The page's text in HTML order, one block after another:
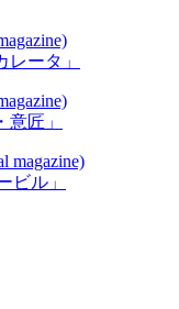
ータ」
匠」
ビル」